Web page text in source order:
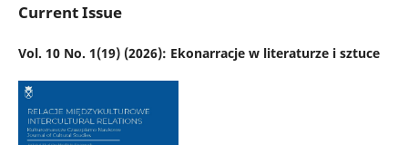
Current Issue
Vol. 10 No. 1(19) (2026): Ekonarracje w literaturze i sztuce